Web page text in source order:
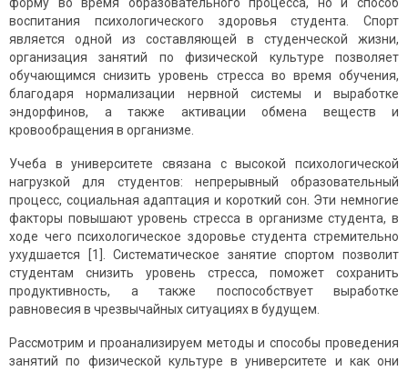
воспитания психологического здоровья студента. Спорт
является одной из составляющей в студенческой жизни,
организация занятий по физической культуре позволяет
обучающимся снизить уровень стресса во время обучения,
благодаря нормализации нервной системы и выработке
эндорфинов, а также активации обмена веществ и
кровообращения в организме.
Учеба в университете связана с высокой психологической
нагрузкой для студентов: непрерывный образовательный
процесс, социальная адаптация и короткий сон. Эти немногие
факторы повышают уровень стресса в организме студента, в
ходе чего психологическое здоровье студента стремительно
ухудшается [1]. Систематическое занятие спортом позволит
студентам снизить уровень стресса, поможет сохранить
продуктивность, а также поспособствует выработке
равновесия в чрезвычайных ситуациях в будущем.
Рассмотрим и проанализируем методы и способы проведения
занятий по физической культуре в университете и как они